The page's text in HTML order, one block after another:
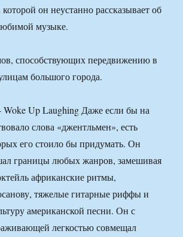
он неустанно рассказывает об
музыке.
способствующих передвижению в
большого города.
Up Laughing Даже если бы на
слова «джентльмен», есть
его стоило бы придумать. Он
границы любых жанров, замешивая
африканские ритмы,
тяжелые гитарные риффы и
американской песни. Он с
легкостью совмещал